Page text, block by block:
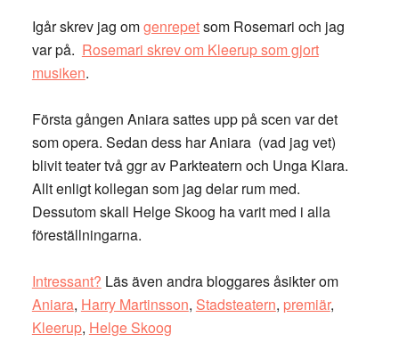
Igår skrev jag omgenrepetsom Rosemari och jag
var på. Rosemari skrev om Kleerup som gjort
musiken.
Första gången Aniara sattes upp på scen var det
som opera. Sedan dess har Aniara (vad jag vet)
blivit teater två ggr av Parkteatern och Unga Klara.
Allt enligt kollegan som jag delar rum med.
Dessutom skall Helge Skoog ha varit med i alla
föreställningarna.
Intressant? Läs även andra bloggares åsikter om
Aniara, Harry Martinsson, Stadsteatern, premiär,
Kleerup, Helge Skoog